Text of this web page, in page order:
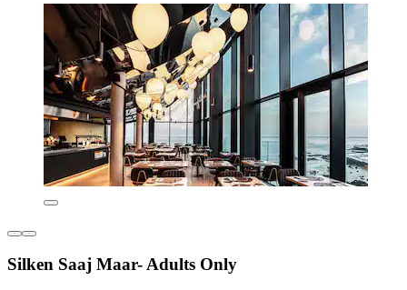
Silken Saaj Maar- Adults Only